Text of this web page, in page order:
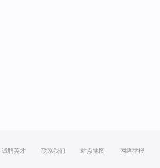
诚聘英才 联系我们 站点地图 网络举报